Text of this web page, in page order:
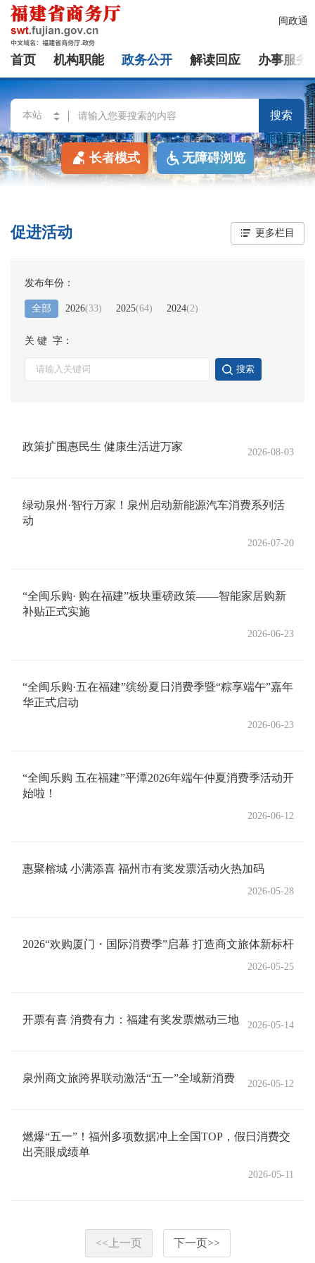
闽政通
首页 机构职能 政务公开 解读回应 办事服务
搜索
长者模式 无障碍浏览
促进活动 更多栏目
发布年份：
全部 2026(33) 2025(64) 2024(2)
关 键 字：
搜索
政策扩围惠民生 健康生活进万家 2026-08-03
绿动泉州·智行万家！泉州启动新能源汽车消费系列活
动
2026-07-20
“全闽乐购· 购在福建”板块重磅政策——智能家居购新
补贴正式实施
2026-06-23
“全闽乐购·五在福建”缤纷夏日消费季暨“粽享端午”嘉年
华正式启动
2026-06-23
“全闽乐购 五在福建”平潭2026年端午仲夏消费季活动开
始啦！
2026-06-12
惠聚榕城 小满添喜 福州市有奖发票活动火热加码
2026-05-28
2026“欢购厦门・国际消费季”启幕 打造商文旅体新标杆
2026-05-25
开票有喜 消费有力：福建有奖发票燃动三地 2026-05-14
泉州商文旅跨界联动激活“五一”全域新消费 2026-05-12
燃爆“五一”！福州多项数据冲上全国TOP，假日消费交
出亮眼成绩单
2026-05-11
<< 上一页 下一页>>